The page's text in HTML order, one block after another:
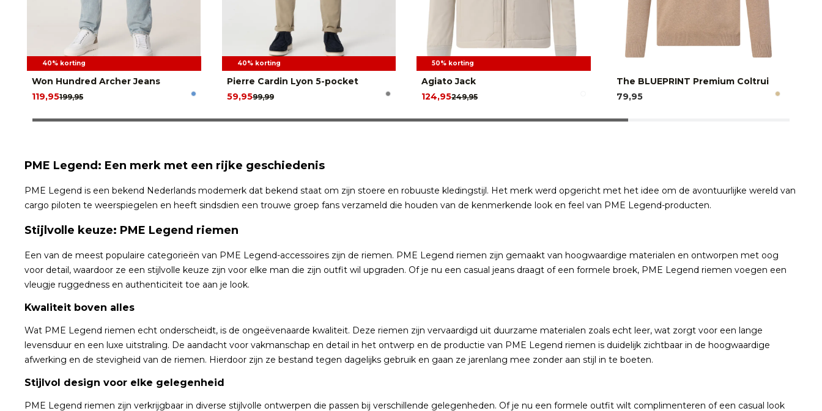
40% korting
Won Hundred Archer Jeans
199,95
119,95
40% korting
Pierre Cardin Lyon 5-pocket
99,99
59,95
50% korting
Agiato Jack
249,95
124,95
The BLUEPRINT Premium Coltrui
79,95
PME Legend: Een merk met een rijke geschiedenis
PME Legend is een bekend Nederlands modemerk dat bekend staat om zijn stoere en robuuste kledingstijl. Het merk werd opgericht met het idee om de avontuurlijke wereld van
cargo piloten te weerspiegelen en heeft sindsdien een trouwe groep fans verzameld die houden van de kenmerkende look en feel van PME Legend-producten.
Stijlvolle keuze: PME Legend riemen
Een van de meest populaire categorieën van PME Legend-accessoires zijn de riemen. PME Legend riemen zijn gemaakt van hoogwaardige materialen en ontworpen met oog
voor detail, waardoor ze een stijlvolle keuze zijn voor elke man die zijn outfit wil upgraden. Of je nu een casual jeans draagt of een formele broek, PME Legend riemen voegen een
vleugje ruggedness en authenticiteit toe aan je look.
Kwaliteit boven alles
Wat PME Legend riemen echt onderscheidt, is de ongeëvenaarde kwaliteit. Deze riemen zijn vervaardigd uit duurzame materialen zoals echt leer, wat zorgt voor een lange
levensduur en een luxe uitstraling. De aandacht voor vakmanschap en detail in het ontwerp en de productie van PME Legend riemen is duidelijk zichtbaar in de hoogwaardige
afwerking en de stevigheid van de riemen. Hierdoor zijn ze bestand tegen dagelijks gebruik en gaan ze jarenlang mee zonder aan stijl in te boeten.
Stijlvol design voor elke gelegenheid
PME Legend riemen zijn verkrijgbaar in diverse stijlvolle ontwerpen die passen bij verschillende gelegenheden. Of je nu een formele outfit wilt complimenteren of een casual look